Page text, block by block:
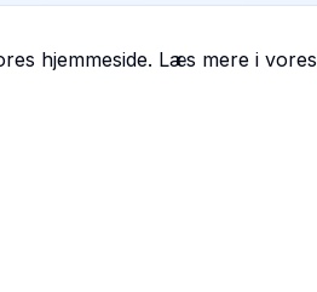
hjemmeside. Læs mere i vores